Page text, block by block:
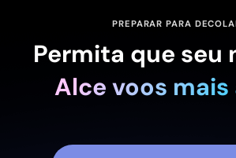
PREPARAR PARA
Permita que seu
Alce voos